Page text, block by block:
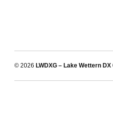
© 2026 LWDXG – Lake Wettern DX